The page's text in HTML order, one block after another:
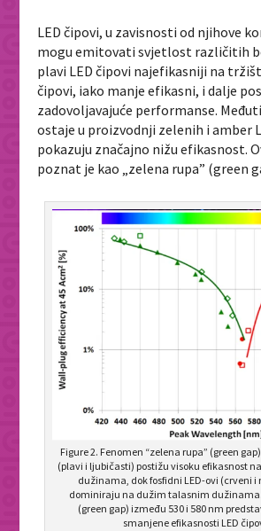
LED čipovi, u zavisnosti od njihove
mogu emitovati svjetlost različitih
plavi LED čipovi najefikasniji na
čipovi, iako manje efikasni, i dalje
zadovoljavajuće performanse.
ostaje u proizvodnji zelenih i amber
pokazuju značajno nižu efikasnost.
poznat je kao „zelena rupa” (green
Figure 2. Fenomen “zelena rupa” (green
(plavi i ljubičasti) postižu visoku efikasnost
dužinama, dok fosfidni LED-ovi (crveni
dominiraju na dužim talasnim dužinama.
(green gap) između 530 i 580 nm
smanjene efikasnosti LED